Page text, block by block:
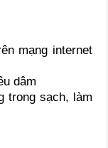
mạng internet
dâm
sạch, làm